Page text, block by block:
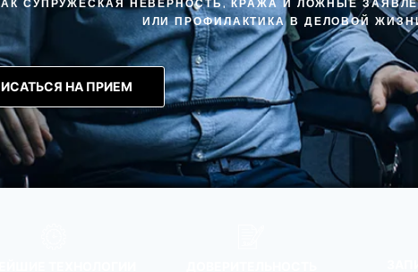
СУПРУЖЕСКАЯ НЕВЕРНОСТЬ, КРАЖА И ЛОЖНЫЕ
ИЛИ ПРОФИЛАКТИКА В ДЕЛОВОЙ
НА ПРИЕМ